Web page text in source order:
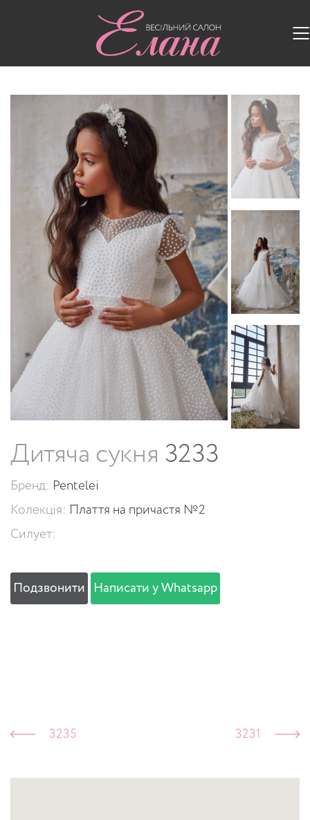
Дитячі сукні/Дитяча сукня 3233
Дитяча сукня 3233
Бренд: Pentelei
Колекція: Плаття на причастя №2
Силует:
Подзвонити Написати у Whatsapp
3235 3231